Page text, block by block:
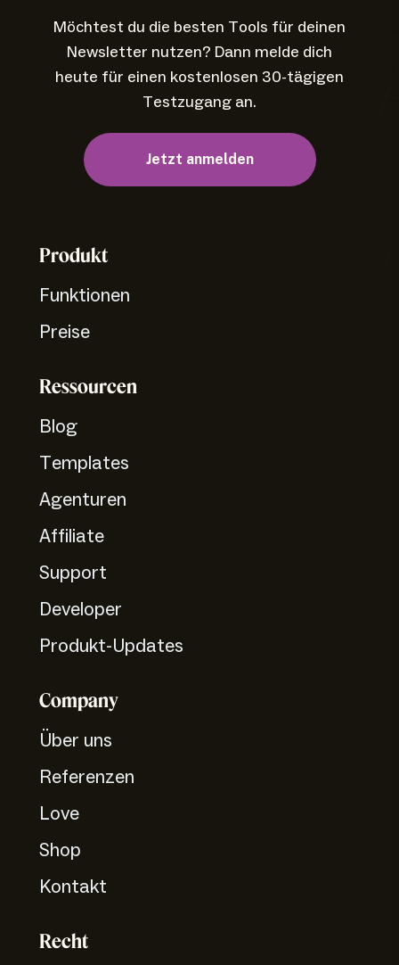
Möchtest du die besten Tools für deinen
Newsletter nutzen? Dann melde dich
heute für einen kostenlosen 30-tägigen
Testzugang an.
Jetzt anmelden
Produkt
Funktionen
Preise
Ressourcen
Blog
Templates
Agenturen
Affiliate
Support
Developer
Produkt-Updates
Company
Über uns
Referenzen
Love
Shop
Kontakt
Recht